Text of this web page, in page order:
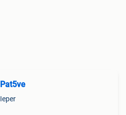
Pat5ve
Ieper